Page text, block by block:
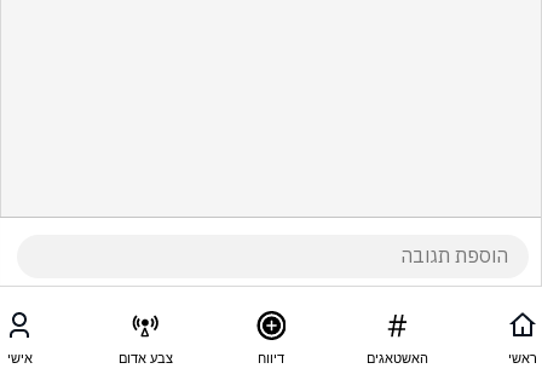
ראשי האשטאגים דיווח צבע אדום אישי